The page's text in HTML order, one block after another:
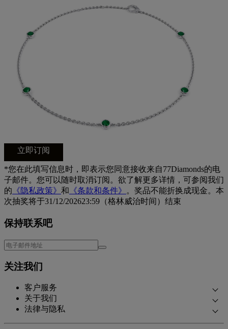
立即订阅
*您在此填写信息时，即表示您同意接收来自77Diamonds的电
子邮件。您可以随时取消订阅。欲了解更多详情，可参阅我们
的 《隐私政策》 和 《条款和条件》 。奖品不能折换成现金。本
次抽奖将于31/12/202623:59（格林威治时间）结束
保持联系吧
关注我们
客户服务
联系我们
关于我们
我们的故事
法律与隐私
隐私政策